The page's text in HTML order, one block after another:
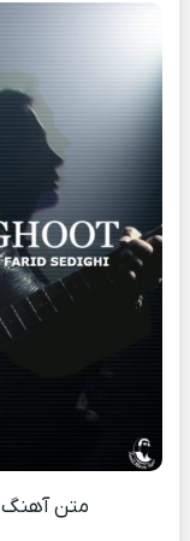
متن آهنگ